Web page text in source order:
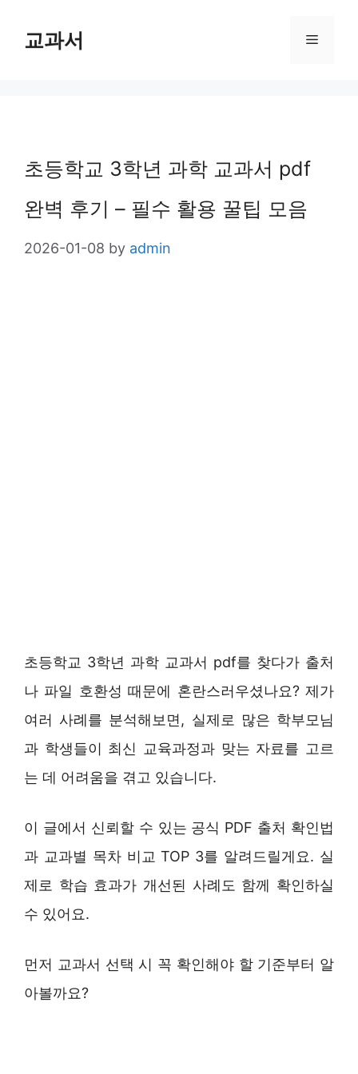
교과서 Menu
초등학교 3학년 과학 교과서 pdf
완벽 후기 – 필수 활용 꿀팁 모음
2026-01-08 by admin
초등학교 3학년 과학 교과서 pdf를 찾다가 출처
나 파일 호환성 때문에 혼란스러우셨나요? 제가
여러 사례를 분석해보면, 실제로 많은 학부모님
과 학생들이 최신 교육과정과 맞는 자료를 고르
는 데 어려움을 겪고 있습니다.
이 글에서 신뢰할 수 있는 공식 PDF 출처 확인법
과 교과별 목차 비교 TOP 3를 알려드릴게요. 실
제로 학습 효과가 개선된 사례도 함께 확인하실
수 있어요.
먼저 교과서 선택 시 꼭 확인해야 할 기준부터 알
아볼까요?